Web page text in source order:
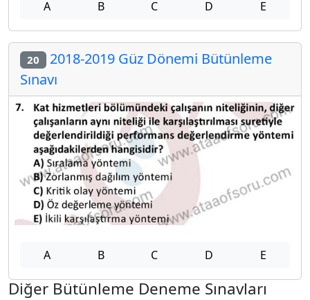
A B C D E
20 2018-2019 Güz Dönemi Bütünleme
Sınavı
A B C D E
Diğer Bütünleme Deneme Sınavları